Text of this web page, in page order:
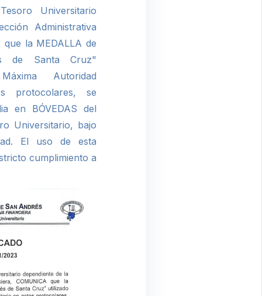
Universitario
Administrativa
que la MEDALLA de
de Santa Cruz"
Autoridad
protocolares, se
en BÓVEDAS del
Universitario, bajo
El uso de esta
cumplimiento a